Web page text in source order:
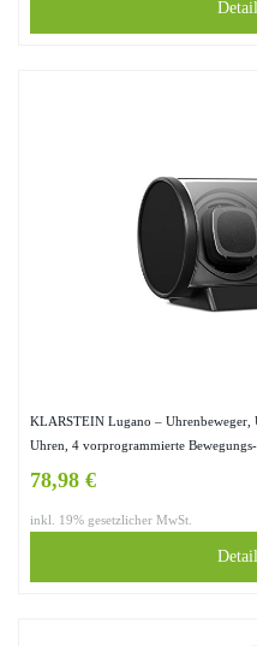
KLARSTEIN Lugano – Uhrenbeweger,
Uhren, 4 vorprogrammierte
78,98 €
inkl. 19% gesetzlicher MwSt.